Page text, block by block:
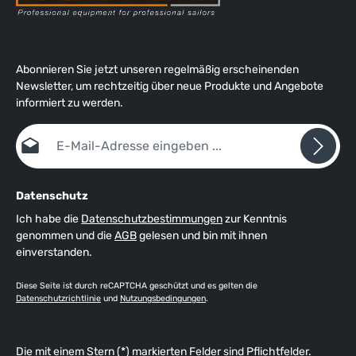
Flexibilität des Materials ist das An- und Ausziehen aber völlig
Materialmix, wasserabweisende Außenbeschichtung (DWR)
vermindert die Verdunstungskälte, schnell trocknende,
wärmende Innenfütterung, abriebfeste Verstärkungen aus
ZhikTex™ II im Knie- und Sitzbereich, Nähte verklebt und
Abonnieren Sie jetzt unseren regelmäßig erscheinenden
Newsletter, um rechtzeitig über neue Produkte und Angebote
informiert zu werden.
E-Mail-Adresse*
Datenschutz
Ich habe die Datenschutzbestimmungenzur Kenntnis
genommen und dieAGBgelesen und bin mit ihnen
einverstanden.
Diese Seite ist durch reCAPTCHA geschützt und es gelten die
Datenschutzrichtlinie und Nutzungsbedingungen.
Die mit einem Stern (*) markierten Felder sind Pflichtfelder.